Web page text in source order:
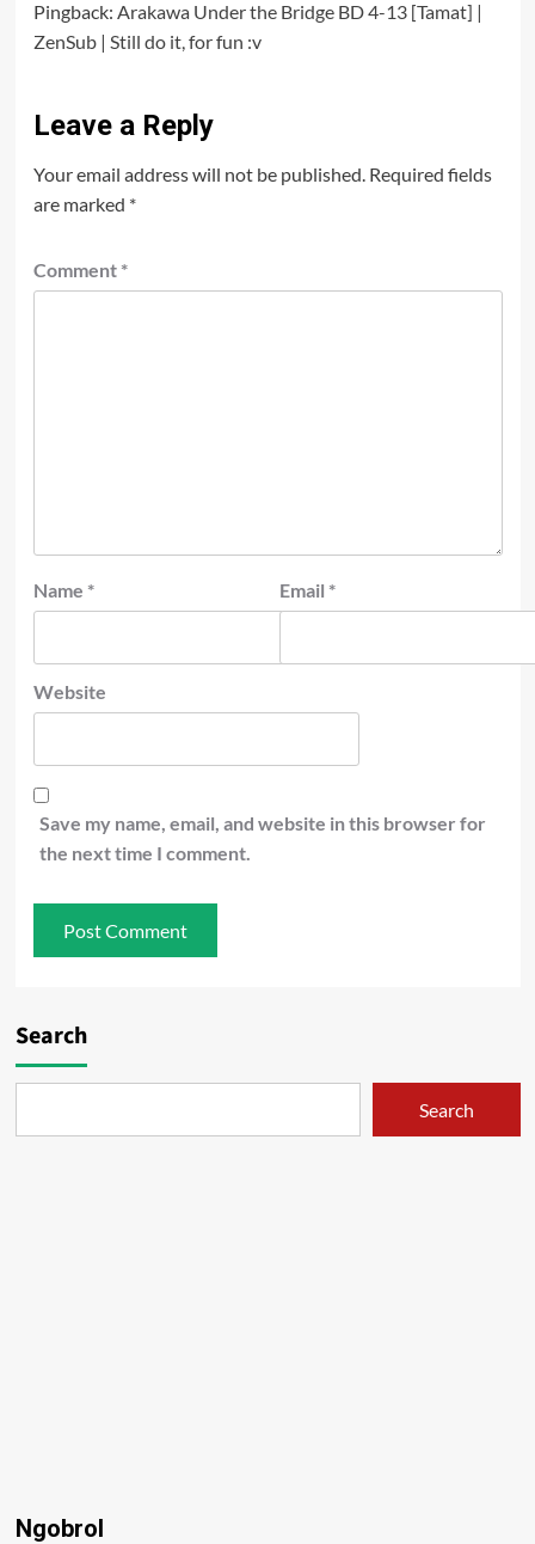
Pingback: Arakawa Under the Bridge BD 4-13 [Tamat] |
ZenSub | Still do it, for fun :v
Leave a Reply
Your email address will not be published. Required fields
are marked *
Comment *
Name * Email *
Website
Save my name, email, and website in this browser for
the next time I comment.
Search
Search
Ngobrol